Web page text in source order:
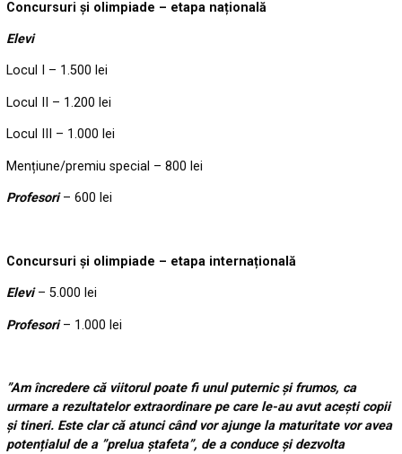
Concursuri și olimpiade – etapa națională
Elevi
Locul I – 1.500 lei
Locul II – 1.200 lei
Locul III – 1.000 lei
Mențiune/premiu special – 800 lei
Profesori– 600 lei
Concursuri și olimpiade – etapa internațională
Elevi– 5.000 lei
Profesori– 1.000 lei
”Am încredere că viitorul poate fi unul puternic și frumos, ca
urmare a rezultatelor extraordinare pe care le-au avut acești copii
și tineri. Este clar că atunci când vor ajunge la maturitate vor avea
potențialul de a ”prelua ștafeta”, de a conduce și dezvolta